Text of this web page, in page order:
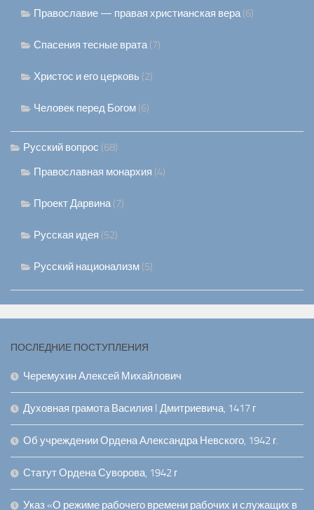
Православие — правая христианская вера(6)
Спасения тесные врата(7)
Христос и его церковь (2)
Человек перед Богом (6)
Русский вопрос (68)
Православная монархия (4)
Проект Дарвина(7)
Русская идея (52)
Русский национализм (5)
ПОСЛЕДНИЕ ПОСТУПЛЕНИЯ
Черемухин Алексей Михайлович
Духовная грамота Василия I Дмитриевича, 1417 г
Об учреждении Ордена Александра Невского, 1942 г.
Статут Ордена Суворова, 1942 г
Указ «О режиме рабочего времени рабочих и служащих в